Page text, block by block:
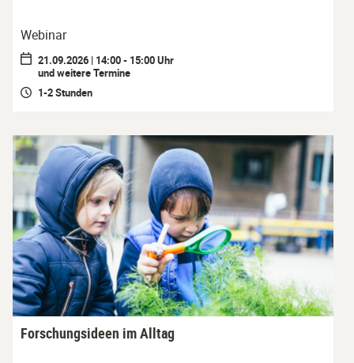
Webinar
21.09.2026 | 14:00 - 15:00 Uhr
und weitere Termine
1-2 Stunden
Forschungsideen im Alltag